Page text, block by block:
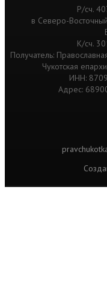
Р/сч.
в Северо-
К/сч.
Получатель:
Чукотская
ИНН:
Адрес: